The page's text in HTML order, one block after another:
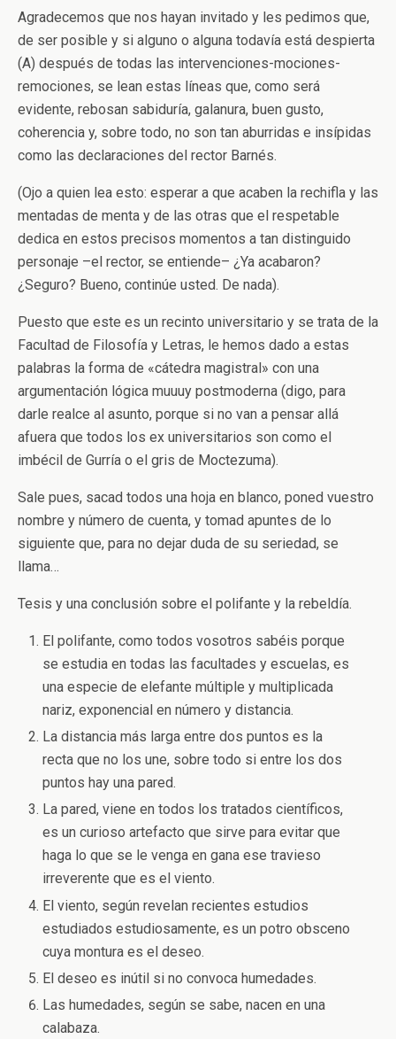
Agradecemos que nos hayan invitado y les pedimos que,
de ser posible y si alguno o alguna todavía está despierta
(A) después de todas las intervenciones-mociones-
remociones, se lean estas líneas que, como será
evidente, rebosan sabiduría, galanura, buen gusto,
coherencia y, sobre todo, no son tan aburridas e insípidas
como las declaraciones del rector Barnés.
(Ojo a quien lea esto: esperar a que acaben la rechifla y las
mentadas de menta y de las otras que el respetable
dedica en estos precisos momentos a tan distinguido
personaje –el rector, se entiende– ¿Ya acabaron?
¿Seguro? Bueno, continúe usted. De nada).
Puesto que este es un recinto universitario y se trata de la
Facultad de Filosofía y Letras, le hemos dado a estas
palabras la forma de «cátedra magistral» con una
argumentación lógica muuuy postmoderna (digo, para
darle realce al asunto, porque si no van a pensar allá
afuera que todos los ex universitarios son como el
imbécil de Gurría o el gris de Moctezuma).
Sale pues, sacad todos una hoja en blanco, poned vuestro
nombre y número de cuenta, y tomad apuntes de lo
siguiente que, para no dejar duda de su seriedad, se
llama…
Tesis y una conclusión sobre el polifante y la rebeldía.
El polifante, como todos vosotros sabéis porque
se estudia en todas las facultades y escuelas, es
una especie de elefante múltiple y multiplicada
nariz, exponencial en número y distancia.
La distancia más larga entre dos puntos es la
recta que no los une, sobre todo si entre los dos
puntos hay una pared.
La pared, viene en todos los tratados científicos,
es un curioso artefacto que sirve para evitar que
haga lo que se le venga en gana ese travieso
irreverente que es el viento.
El viento, según revelan recientes estudios
estudiados estudiosamente, es un potro obsceno
cuya montura es el deseo.
El deseo es inútil si no convoca humedades.
Las humedades, según se sabe, nacen en una
calabaza.